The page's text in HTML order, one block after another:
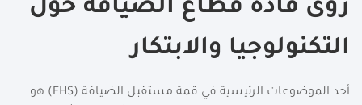
رؤى قادة قطاع الضيافة حول
التكنولوجيا والابتكار
أحد الموضوعات الرئيسية في قمة مستقبل الضيافة (FHS) هو